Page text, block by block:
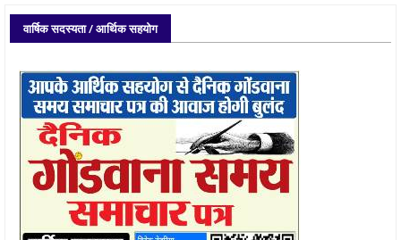
वार्षिक सदस्यता / आर्थिक सहयोग